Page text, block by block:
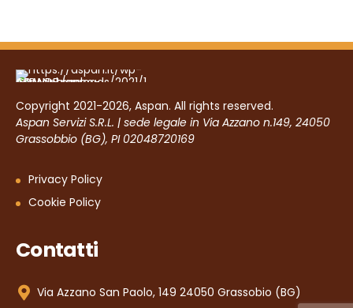
Copyright 2021-2026, Aspan. All rights reserved.
Aspan Servizi S.R.L. | sede legale in Via Azzano n.149, 24050
Grassobbio (BG), PI 02048720169
Privacy Policy
Cookie Policy
Contatti
Via Azzano San Paolo, 149 24050 Grassobio (BG)